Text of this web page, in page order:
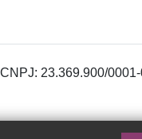
23.369.900/